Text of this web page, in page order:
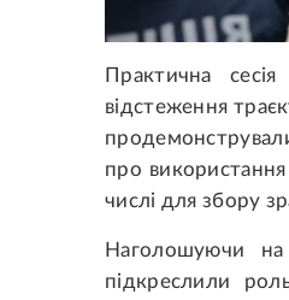
Практична
відстеження
про
числі для збору
Наголошуючи на
підкреслили